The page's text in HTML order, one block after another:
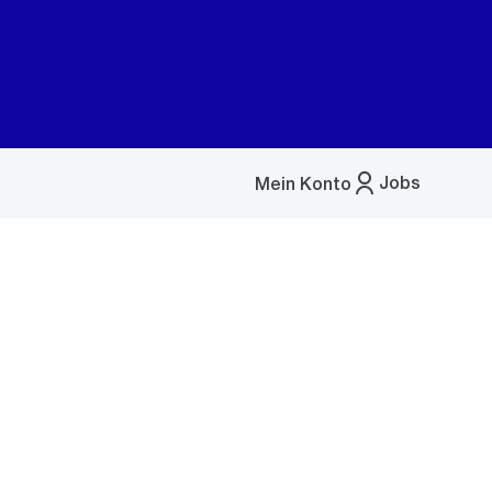
Jobs
Mein Konto
Menü